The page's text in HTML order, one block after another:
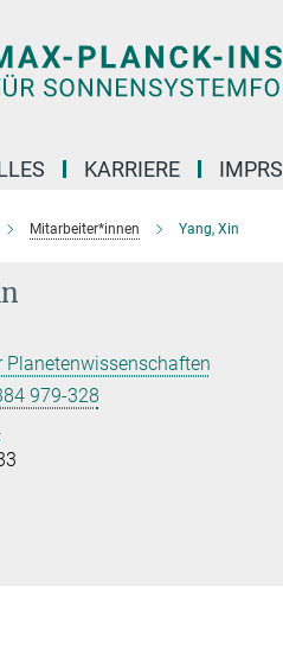
KARRIERE IMPRS
Mitarbeiter*innen Yang, Xin
Planetenwissenschaften
979-328